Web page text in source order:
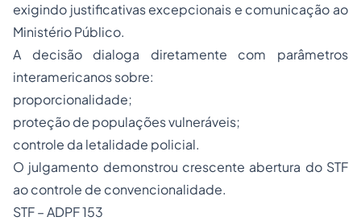
exigindo justificativas excepcionais e comunicação ao
Ministério Público.
A decisão dialoga diretamente com parâmetros
interamericanos sobre:
proporcionalidade;
proteção de populações vulneráveis;
controle da letalidade policial.
O julgamento demonstrou crescente abertura do STF
ao controle de convencionalidade.
STF – ADPF 153